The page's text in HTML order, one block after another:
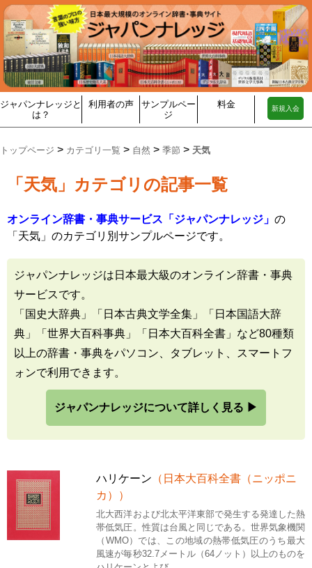
ジャパンナレッジと
は？
利用者の声
サンプルペー
ジ
料金 新規入会
トップページ > カテゴリ一覧 > 自然 > 季節 > 天気
「天気」カテゴリの記事一覧
オンライン辞書・事典サービス「ジャパンナレッジ」 の
「天気」のカテゴリ別サンプルページです。
ジャパンナレッジは日本最大級のオンライン辞書・事典
サービスです。
「国史大辞典」「日本古典文学全集」「日本国語大辞
典」「世界大百科事典」「日本大百科全書」など80種類
以上の辞書・事典をパソコン、タブレット、スマートフ
ォンで利用できます。
ジャパンナレッジについて詳しく見る ▶
ハリケーン （日本大百科全書（ニッポニ
カ））
北大西洋および北太平洋東部で発生する発達した熱
帯低気圧。性質は台風と同じである。世界気象機関
（WMO）では、この地域の熱帯低気圧のうち最大
風速が毎秒32.7メートル（64ノット）以上のものを